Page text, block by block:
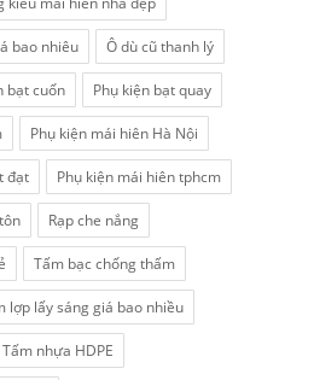
bao nhiêu Ô dù cũ thanh lý
bạt cuốn Phụ kiện bạt quay
Phụ kiện mái hiên Hà Nội
đạt Phụ kiện mái hiên tphcm
Rạp che nắng
Tấm bạc chống thấm
lợp lấy sáng giá bao nhiều
Tấm nhựa HDPE